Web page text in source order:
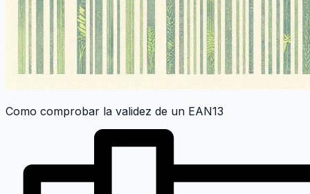
Como comprobar la validez de un EAN13